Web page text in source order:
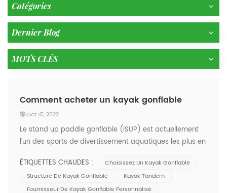
Catégories
Dernier Blog
MOTS CLÉS
Comment acheter un kayak gonflable
Oct 15, 2022
Le stand up paddle gonflable (ISUP) est actuellement
l'un des sports de divertissement aquatiques les plus en
bon choix, il peut non seulement glisser sur l'eau, mais
également être utilisé par plusieurs personnes, et a une
ÉTIQUETTES CHAUDES :
Choisissez Un Kayak Gonflable
Structure De Kayak Gonflable
Kayak Tandem
Fournisseur De Kayak Gonflable Personnalisé